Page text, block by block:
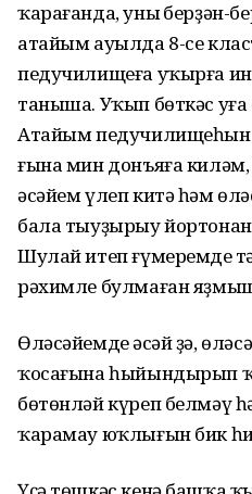
ҡарағанда, уның берҙән-
атайым ауылда 8-се
педучилищеға уҡырға
таныша. Уҡып бөткәс уға
Атайым педучилищеһын
ғына мин донъяға киләм,
әсәйем үлеп китә һәм
бала тыуҙырыу
Шулай итеп ғүмеремдең
рәхимле булмаған
Өләсәйемдең әсәй ҙә,
ҡосағына һыйындырып
бөтөнләй күреп белмәү
ҡарамау юҡлығын бик